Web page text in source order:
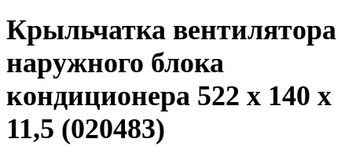
Крыльчатка вентилятора
наружного блока
кондиционера 522 x 140 x
11,5 (020483)